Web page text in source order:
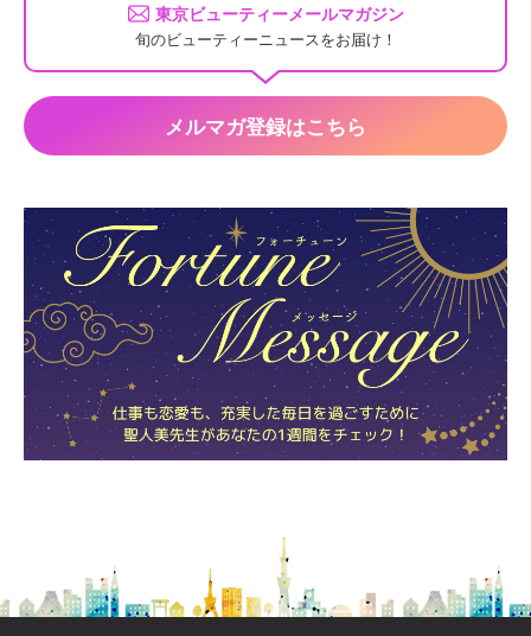
東京ビューティーメールマガジン
旬のビューティーニュースをお届け！
メルマガ登録はこちら